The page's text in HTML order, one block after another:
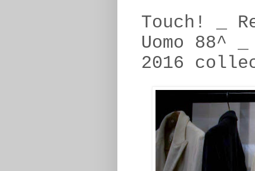
Touch! _
Uomo 88^
2016